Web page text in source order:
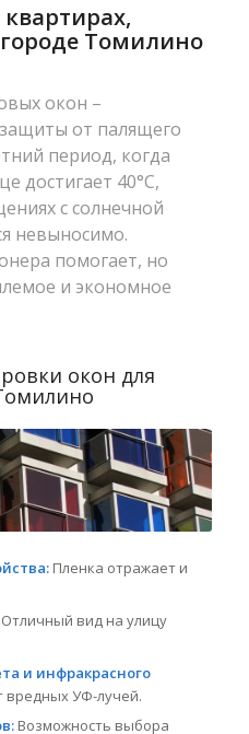
Томилино
окон –
от палящего
период, когда
достигает 40°C,
с солнечной
невыносимо.
помогает, но
и экономное
окон для
Пленка отражает и
вид на улицу
и инфракрасного
вредных УФ-лучей.
Возможность выбора